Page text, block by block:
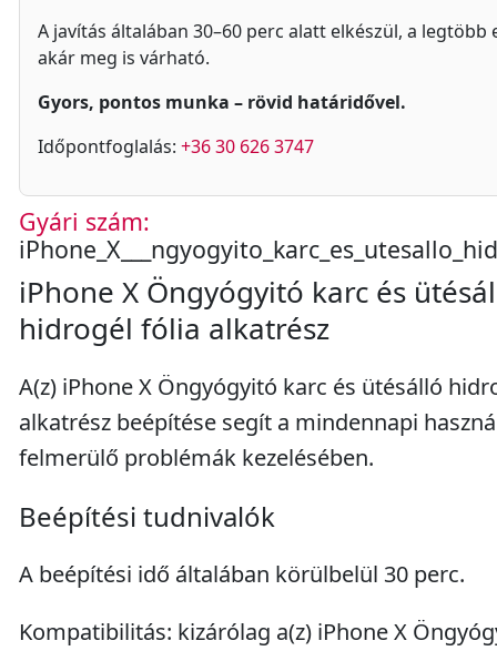
A javítás általában 30–60 perc alatt elkészül, a legtöbb
akár meg is várható.
Gyors, pontos munka – rövid határidővel.
Időpontfoglalás: +36 30 626 3747
Gyári szám:
iPhone X Öngyógyitó karc és
hidrogél fólia alkatrész
A(z) iPhone X Öngyógyitó karc és ütésálló
alkatrész beépítése segít a mindennapi
felmerülő problémák kezelésében.
Beépítési tudnivalók
A beépítési idő általában körülbelül 30 perc.
Kompatibilitás: kizárólag a(z) iPhone X